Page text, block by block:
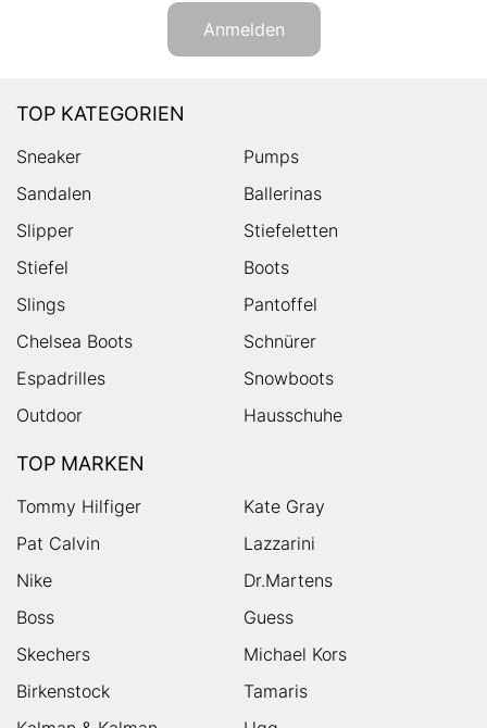
Anmelden
TOP KATEGORIEN
Sneaker
Pumps
Sandalen
Ballerinas
Slipper
Stiefeletten
Stiefel
Boots
Slings
Pantoffel
Chelsea Boots
Schnürer
Espadrilles
Snowboots
Outdoor
Hausschuhe
TOP MARKEN
Tommy Hilfiger
Kate Gray
Pat Calvin
Lazzarini
Nike
Dr.Martens
Boss
Guess
Skechers
Michael Kors
Birkenstock
Tamaris